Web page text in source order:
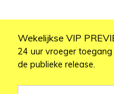
Wekelijkse VIP
24 uur vroeger
de publieke release.